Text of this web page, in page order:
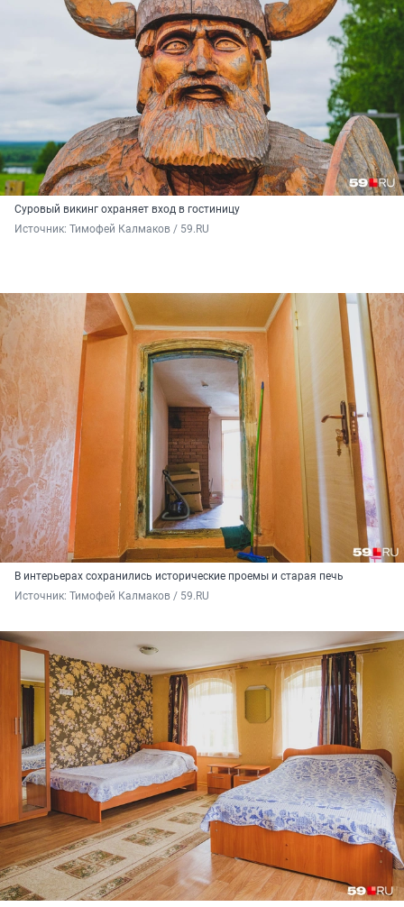
Суровый викинг охраняет вход в гостиницу
Источник: Тимофей Калмаков / 59.RU
В интерьерах сохранились исторические проемы и старая печь
Источник: Тимофей Калмаков / 59.RU